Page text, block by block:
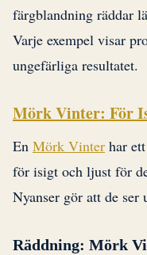
färgblandning räddar
Varje exempel visar
ungefärliga resultatet.
Mörk Vinter: För
En Mörk Vinter har
för isigt och ljust för
Nyanser gör att de ser
Räddning: Mörk